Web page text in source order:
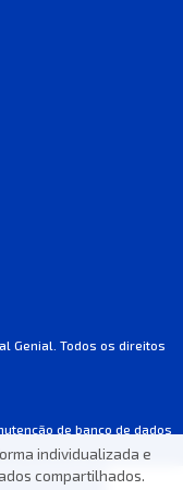
individualizada e
compartilhados.
de banco de dados
involuntárias. Consulte
Genial. Todos os direitos